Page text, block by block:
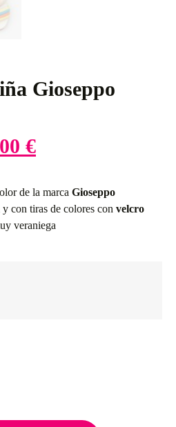
Gioseppo
€
de la marca Gioseppo
y con tiras de colores con velcro
veraniega